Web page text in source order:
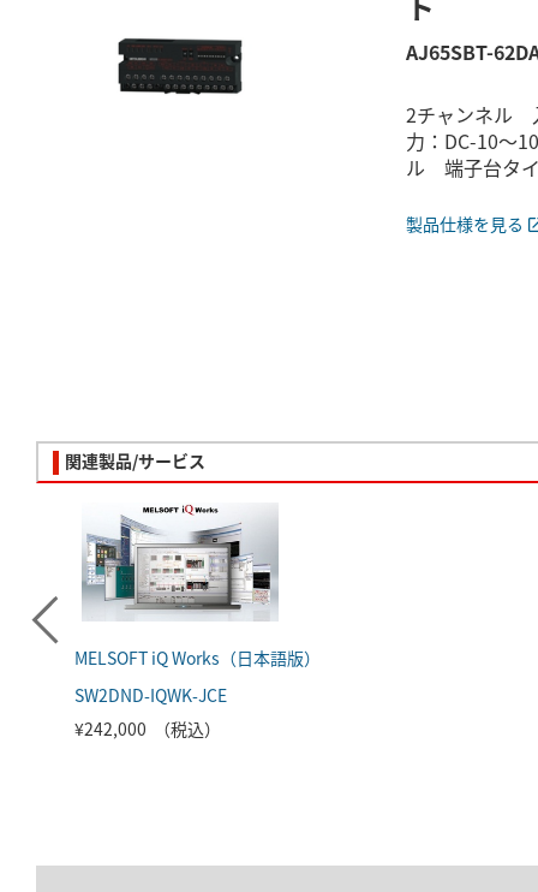
AJ65SBT-
2チャンネル
力：DC-10～
ル 端子台タ
製品仕様を見る
関連製品/サービス
MELSOFT iQ Works（日本語版）
SW2DND-IQWK-JCE
¥242,000 （税込）